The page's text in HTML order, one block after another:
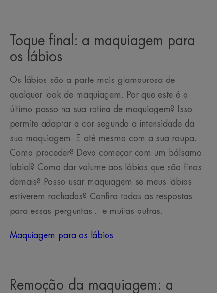
Toque final: a maquiagem para
os lábios
Os lábios são a parte mais glamourosa de
qualquer look de maquiagem. Por que este é o
último passo na sua rotina de maquiagem? Isso
permite adaptar a cor segundo a intensidade da
sua maquiagem. E até mesmo com a sua roupa.
Como proceder? Devo começar com um bálsamo
labial? Como dar volume aos lábios que são finos
demais? Posso usar maquiagem se meus lábios
estiverem rachados? Confira todas as respostas
para essas perguntas... e muitas outras.
Maquiagem para os lábios
Remoção da maquiagem: a